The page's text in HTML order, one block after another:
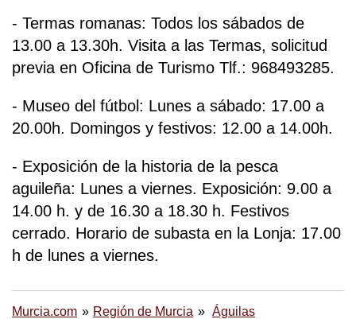
- Termas romanas: Todos los sábados de
13.00 a 13.30h. Visita a las Termas, solicitud
previa en Oficina de Turismo Tlf.: 968493285.
- Museo del fútbol: Lunes a sábado: 17.00 a
20.00h. Domingos y festivos: 12.00 a 14.00h.
- Exposición de la historia de la pesca
aguileña: Lunes a viernes. Exposición: 9.00 a
14.00 h. y de 16.30 a 18.30 h. Festivos
cerrado. Horario de subasta en la Lonja: 17.00
h de lunes a viernes.
Murcia.com Región de Murcia Águilas